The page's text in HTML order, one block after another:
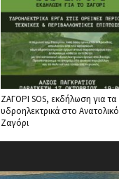
ΖΑΓΟΡΙ SOS, εκδήλωση για τα
υδροηλεκτρικά στο Ανατολικό
Ζαγόρι